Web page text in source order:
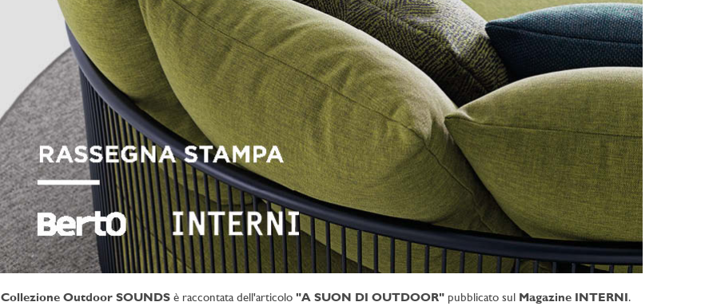
Collezione Outdoor SOUNDSè raccontata dell'articolo"A SUON DI OUTDOOR"pubblicato sul Magazine INTERNI.